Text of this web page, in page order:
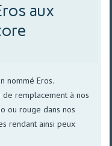
aux
nommé Eros.
remplacement à nos
ou rouge dans nos
rendant ainsi peux